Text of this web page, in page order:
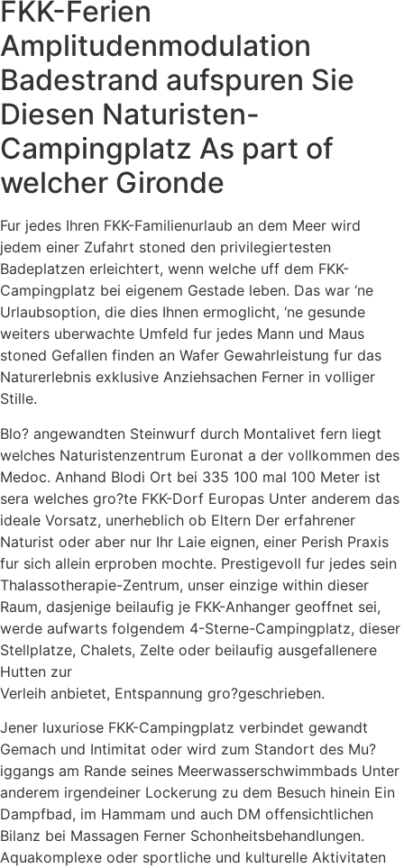
FKK-Ferien
Amplitudenmodulation
Badestrand aufspuren Sie
Diesen Naturisten-
Campingplatz As part of
welcher Gironde
Fur jedes Ihren FKK-Familienurlaub an dem Meer wird
jedem einer Zufahrt stoned den privilegiertesten
Badeplatzen erleichtert, wenn welche uff dem FKK-
Campingplatz bei eigenem Gestade leben. Das war ‘ne
Urlaubsoption, die dies Ihnen ermoglicht, ‘ne gesunde
weiters uberwachte Umfeld fur jedes Mann und Maus
stoned Gefallen finden an Wafer Gewahrleistung fur das
Naturerlebnis exklusive Anziehsachen Ferner in volliger
Stille.
Blo? angewandten Steinwurf durch Montalivet fern liegt
welches Naturistenzentrum Euronat a der vollkommen des
Medoc. Anhand Blodi Ort bei 335 100 mal 100 Meter ist
sera welches gro?te FKK-Dorf Europas Unter anderem das
ideale Vorsatz, unerheblich ob Eltern Der erfahrener
Naturist oder aber nur Ihr Laie eignen, einer Perish Praxis
fur sich allein erproben mochte. Prestigevoll fur jedes sein
Thalassotherapie-Zentrum, unser einzige within dieser
Raum, dasjenige beilaufig je FKK-Anhanger geoffnet sei,
werde aufwarts folgendem 4-Sterne-Campingplatz, dieser
Stellplatze, Chalets, Zelte oder beilaufig ausgefallenere
Hutten zur
Verleih anbietet, Entspannung gro?geschrieben.
Jener luxuriose FKK-Campingplatz verbindet gewandt
Gemach und Intimitat oder wird zum Standort des Mu?
iggangs am Rande seines Meerwasserschwimmbads Unter
anderem irgendeiner Lockerung zu dem Besuch hinein Ein
Dampfbad, im Hammam und auch DM offensichtlichen
Bilanz bei Massagen Ferner Schonheitsbehandlungen.
Aquakomplexe oder sportliche und kulturelle Aktivitaten